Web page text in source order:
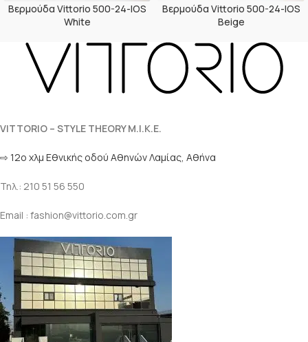
Βερμούδα Vittorio 500-24-IOS
White
Βερμούδα Vittorio 500-24-IOS
Beige
VITTORIO – STYLE THEORY M.I.K.E.
⇨ 12ο χλμ Eθνικής οδού Αθηνών Λαμίας, Αθήνα
Τηλ.: 210 51 56 550
Email : fashion@vittorio.com.gr